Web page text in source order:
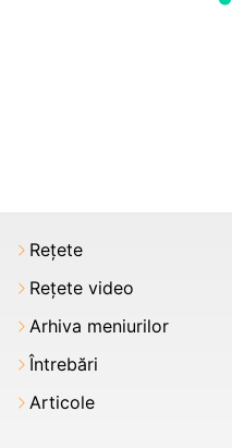
Rețete
Rețete video
Arhiva meniurilor
Întrebări
Articole